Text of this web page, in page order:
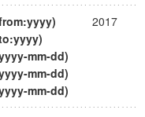
2017
mm-dd)
mm-dd)
mm-dd)